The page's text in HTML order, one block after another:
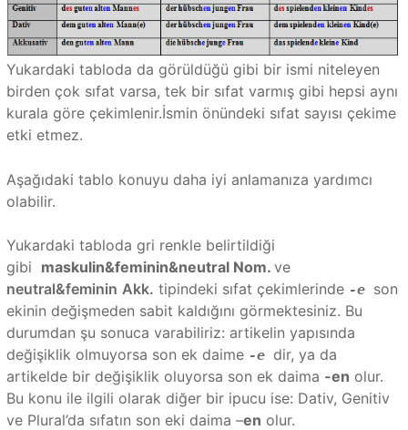
Yukardaki tabloda da görüldüğü gibi bir ismi niteleyen
birden çok sıfat varsa, tek bir sıfat varmış gibi hepsi aynı
kurala göre çekimlenir.İsmin önündeki sıfat sayısı çekime
etki etmez.
Aşağıdaki tablo konuyu daha iyi anlamanıza yardımcı
olabilir.
Yukardaki tabloda gri renkle belirtildiği
gibi maskulin&feminin&neutral Nom. ve
neutral&feminin Akk. tipindeki sıfat çekimlerinde -e son
ekinin değişmeden sabit kaldığını görmektesiniz. Bu
durumdan şu sonuca varabiliriz: artikelin yapısında
değişiklik olmuyorsa son ek daime -e dir, ya da
artikelde bir değişiklik oluyorsa son ek daima -en olur.
Bu konu ile ilgili olarak diğer bir ipucu ise: Dativ, Genitiv
ve Plural’da sıfatın son eki daima –en olur.